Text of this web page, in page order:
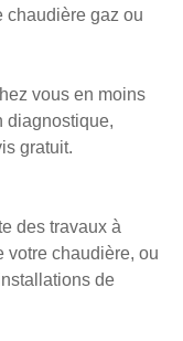
chaudière gaz ou
vous en moins
diagnostique,
gratuit.
des travaux à
votre chaudière, ou
de